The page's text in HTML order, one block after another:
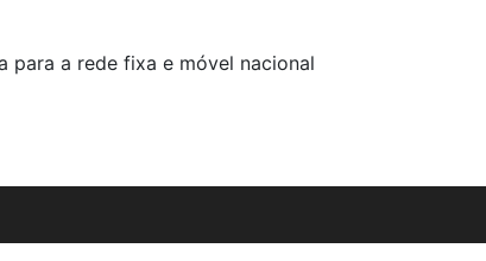
para a rede fixa e móvel nacional